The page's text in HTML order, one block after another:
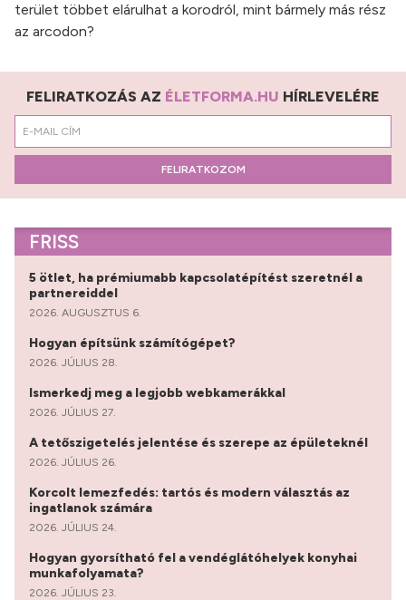
terület többet elárulhat a korodról, mint bármely más rész
az arcodon?
FELIRATKOZÁS AZ ÉLETFORMA.HU HÍRLEVELÉRE
FELIRATKOZOM
FRISS
5 ötlet, ha prémiumabb kapcsolatépítést szeretnél a
partnereiddel
2026. AUGUSZTUS 6.
Hogyan építsünk számítógépet?
2026. JÚLIUS 28.
Ismerkedj meg a legjobb webkamerákkal
2026. JÚLIUS 27.
A tetőszigetelés jelentése és szerepe az épületeknél
2026. JÚLIUS 26.
Korcolt lemezfedés: tartós és modern választás az
ingatlanok számára
2026. JÚLIUS 24.
Hogyan gyorsítható fel a vendéglátóhelyek konyhai
munkafolyamata?
2026. JÚLIUS 23.